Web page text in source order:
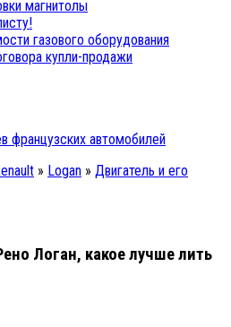
магнитолы
газового оборудования
купли-продажи
» Logan » Двигатель и его
Логан, какое лучше лить